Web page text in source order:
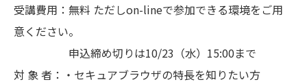
受講費用：無料 ただしon-lineで参加できる環境をご用
意ください。
申込締め切りは10/23（水）15:00まで
対 象 者：・セキュアブラウザの特長を知りたい方